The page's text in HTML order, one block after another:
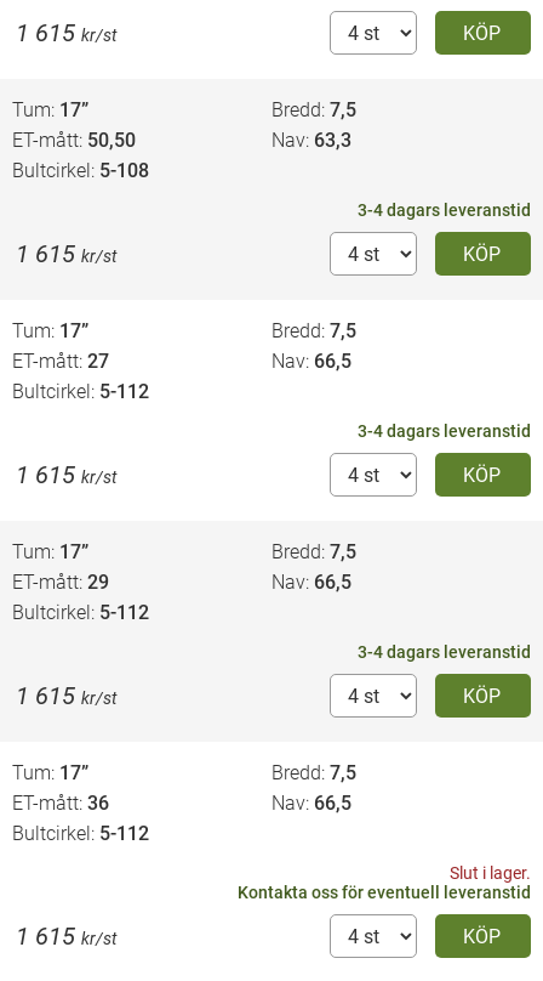
KÖP
1 615 kr/st
Tum 17” Bredd 7,5
ET-mått 50,50 Nav 63,3
Bultcirkel 5-108
3-4 dagars leveranstid
KÖP
1 615 kr/st
Tum 17” Bredd 7,5
ET-mått 27 Nav 66,5
Bultcirkel 5-112
3-4 dagars leveranstid
KÖP
1 615 kr/st
Tum 17” Bredd 7,5
ET-mått 29 Nav 66,5
Bultcirkel 5-112
3-4 dagars leveranstid
KÖP
1 615 kr/st
Tum 17” Bredd 7,5
ET-mått 36 Nav 66,5
Bultcirkel 5-112
Slut i lager.
Kontakta ossför eventuell leveranstid
KÖP
1 615 kr/st